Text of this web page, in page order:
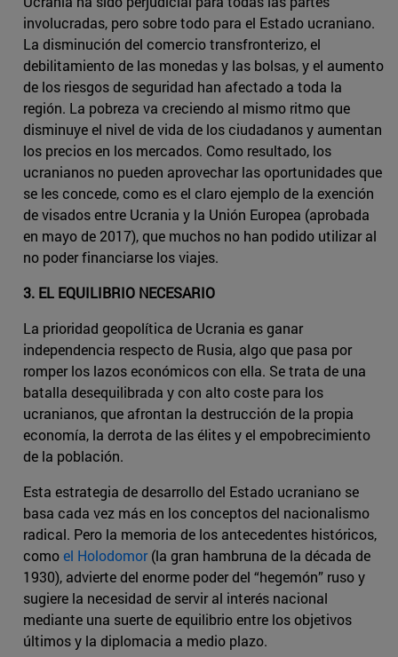
involucradas, pero sobre todo para el Estado ucraniano.
La disminución del comercio transfronterizo, el
debilitamiento de las monedas y las bolsas, y el aumento
de los riesgos de seguridad han afectado a toda la
región. La pobreza va creciendo al mismo ritmo que
disminuye el nivel de vida de los ciudadanos y aumentan
los precios en los mercados. Como resultado, los
ucranianos no pueden aprovechar las oportunidades que
se les concede, como es el claro ejemplo de la exención
de visados entre Ucrania y la Unión Europea (aprobada
en mayo de 2017), que muchos no han podido utilizar al
no poder financiarse los viajes.
3. EL EQUILIBRIO NECESARIO
La prioridad geopolítica de Ucrania es ganar
independencia respecto de Rusia, algo que pasa por
romper los lazos económicos con ella. Se trata de una
batalla desequilibrada y con alto coste para los
ucranianos, que afrontan la destrucción de la propia
economía, la derrota de las élites y el empobrecimiento
de la población.
Esta estrategia de desarrollo del Estado ucraniano se
basa cada vez más en los conceptos del nacionalismo
radical. Pero la memoria de los antecedentes históricos,
comoel Holodomor(la gran hambruna de la década de
1930), advierte del enorme poder del “hegemón” ruso y
sugiere la necesidad de servir al interés nacional
mediante una suerte de equilibrio entre los objetivos
últimos y la diplomacia a medio plazo.